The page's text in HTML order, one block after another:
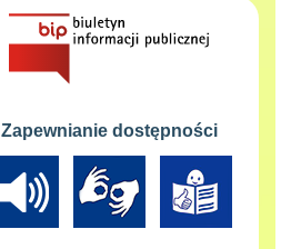
Zapewnianie dostępności